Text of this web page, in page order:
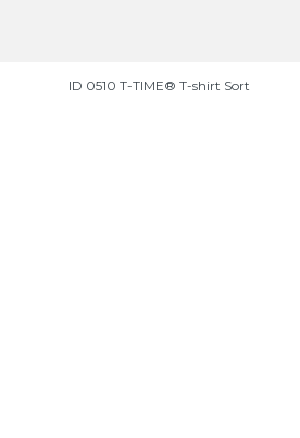
ID 0510 T-TIME® T-shirt Sort